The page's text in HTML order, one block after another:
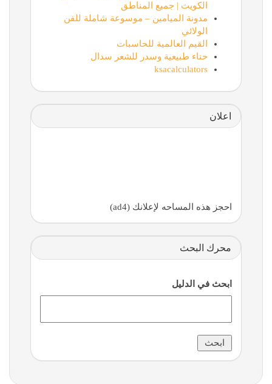
الكويت | جميع المناطق
مدونة الميامين – موسوعة شاملة للفن
الولائي
القيم العالمية للحاسبات
حناء طبيعية وسدر للشعر سدال
ksacalculators
اعلان
احجز هذه المساحه لإعلانك (ad4)
محرك البحث
ابحث في الدليل